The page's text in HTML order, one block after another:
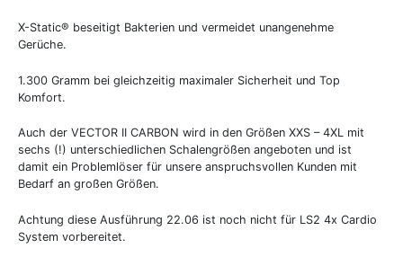
X-Static® beseitigt Bakterien und vermeidet unangenehme
Gerüche.
1.300 Gramm bei gleichzeitig maximaler Sicherheit und Top
Komfort.
Auch der VECTOR II CARBON wird in den Größen XXS – 4XL mit
sechs (!) unterschiedlichen Schalengrößen angeboten und ist
damit ein Problemlöser für unsere anspruchsvollen Kunden mit
Bedarf an großen Größen.
Achtung diese Ausführung 22.06 ist noch nicht für LS2 4x Cardio
System vorbereitet.